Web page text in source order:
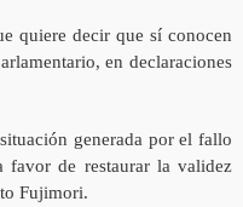
quiere decir que sí conocen
en declaraciones
generada por el fallo
de restaurar la validez
Fujimori.